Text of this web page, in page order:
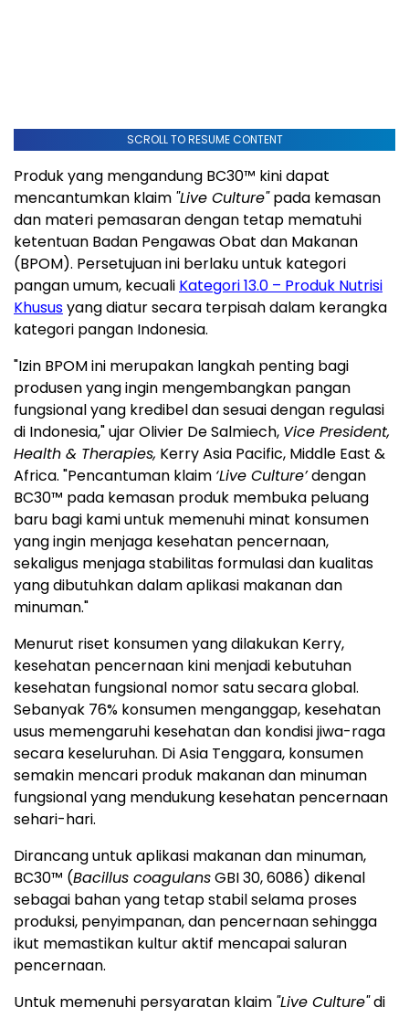
SCROLL TO RESUME CONTENT
Produk yang mengandung BC30™ kini dapat
mencantumkan klaim "Live Culture"pada kemasan
dan materi pemasaran dengan tetap mematuhi
ketentuan Badan Pengawas Obat dan Makanan
(BPOM). Persetujuan ini berlaku untuk kategori
pangan umum, kecuali Kategori 13.0 – Produk Nutrisi
Khususyang diatur secara terpisah dalam kerangka
kategori pangan Indonesia.
"Izin BPOM ini merupakan langkah penting bagi
produsen yang ingin mengembangkan pangan
fungsional yang kredibel dan sesuai dengan regulasi
di Indonesia," ujar Olivier De Salmiech, Vice President,
Health & Therapies, Kerry Asia Pacific, Middle East &
Africa. "Pencantuman klaim ‘Live Culture’dengan
BC30™ pada kemasan produk membuka peluang
baru bagi kami untuk memenuhi minat konsumen
yang ingin menjaga kesehatan pencernaan,
sekaligus menjaga stabilitas formulasi dan kualitas
yang dibutuhkan dalam aplikasi makanan dan
minuman."
Menurut riset konsumen yang dilakukan Kerry,
kesehatan pencernaan kini menjadi kebutuhan
kesehatan fungsional nomor satu secara global.
Sebanyak 76% konsumen menganggap, kesehatan
usus memengaruhi kesehatan dan kondisi jiwa-raga
secara keseluruhan. Di Asia Tenggara, konsumen
semakin mencari produk makanan dan minuman
fungsional yang mendukung kesehatan pencernaan
sehari-hari.
Dirancang untuk aplikasi makanan dan minuman,
BC30™ (Bacillus coagulansGBI 30, 6086) dikenal
sebagai bahan yang tetap stabil selama proses
produksi, penyimpanan, dan pencernaan sehingga
ikut memastikan kultur aktif mencapai saluran
pencernaan.
Untuk memenuhi persyaratan klaim "Live Culture"di